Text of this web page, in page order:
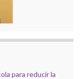
para reducir la